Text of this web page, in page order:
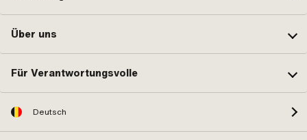
Über uns
Für Verantwortungsvolle
Deutsch